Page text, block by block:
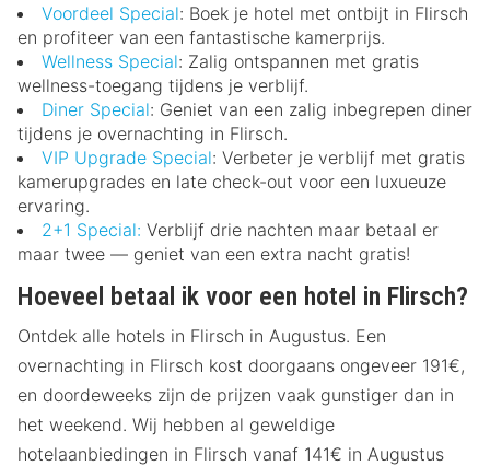
Voordeel Special: Boek je hotel met ontbijt in Flirsch
en profiteer van een fantastische kamerprijs.
Wellness Special: Zalig ontspannen met gratis
wellness-toegang tijdens je verblijf.
Diner Special: Geniet van een zalig inbegrepen diner
tijdens je overnachting in Flirsch.
VIP Upgrade Special: Verbeter je verblijf met gratis
kamerupgrades en late check-out voor een luxueuze
ervaring.
2+1 Special: Verblijf drie nachten maar betaal er
maar twee — geniet van een extra nacht gratis!
Hoeveel betaal ik voor een hotel in Flirsch?
Ontdek alle hotels in Flirsch in Augustus. Een
overnachting in Flirsch kost doorgaans ongeveer 191€,
en doordeweeks zijn de prijzen vaak gunstiger dan in
het weekend. Wij hebben al geweldige
hotelaanbiedingen in Flirsch vanaf 141€ in Augustus